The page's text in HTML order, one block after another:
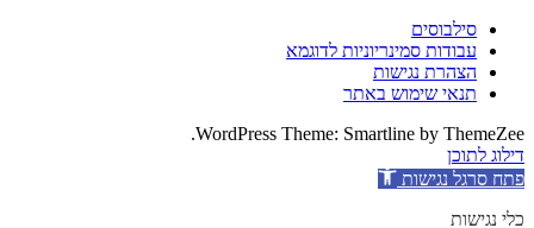
סילבוסים
עבודות סמינריוניות לדוגמא
הצהרת נגישות
תנאי שימוש באתר
WordPress Theme: Smartline by ThemeZee.
דילוג לתוכן
פתח סרגל נגישות
כלי נגישות